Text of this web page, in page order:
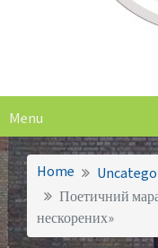
Menu
Home
Поетичний
нескорених»